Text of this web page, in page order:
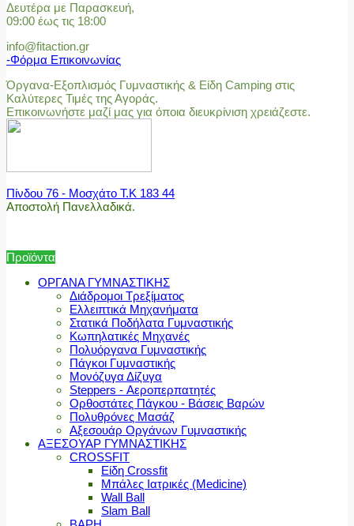
Δευτέρα με Παρασκευή,
09:00 έως τις 18:00
info@fitaction.gr
-Φόρμα Επικοινωνίας
Όργανα-Εξοπλισμός Γυμναστικής & Είδη Camping στις
Καλύτερες Τιμές της Αγοράς.
Επικοινωνήστε μαζί μας για όποια διευκρίνιση χρειάζεστε.
Πίνδου 76 - Μοσχάτο Τ.Κ 183 44
Αποστολή Πανελλαδικά.
Προϊόντα
ΟΡΓΑΝΑ ΓΥΜΝΑΣΤΙΚΗΣ
Διάδρομοι Τρεξίματος
Ελλειπτικά Μηχανήματα
Στατικά Ποδήλατα Γυμναστικής
Κωπηλατικές Μηχανές
Πολυόργανα Γυμναστικής
Πάγκοι Γυμναστικής
Μονόζυγα Δίζυγα
Steppers - Αεροπερπατητές
Ορθοστάτες Πάγκου - Βάσεις Βαρών
Πολυθρόνες Μασάζ
Αξεσουάρ Οργάνων Γυμναστικής
ΑΞΕΣΟΥΑΡ ΓΥΜΝΑΣΤΙΚΗΣ
CROSSFIT
Είδη Crossfit
Μπάλες Ιατρικές (Medicine)
Wall Ball
Slam Ball